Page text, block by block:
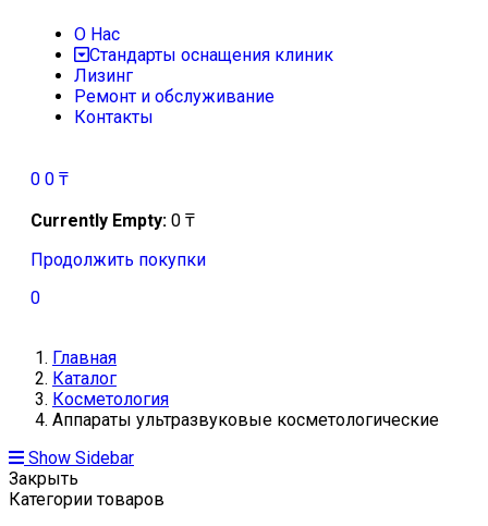
О Нас
Стандарты оснащения клиник
Лизинг
Ремонт и обслуживание
Контакты
0 0 ₸
Currently Empty: 0 ₸
Продолжить покупки
0
Главная
Каталог
Косметология
Аппараты ультразвуковые косметологические
Show Sidebar
Закрыть
Категории товаров